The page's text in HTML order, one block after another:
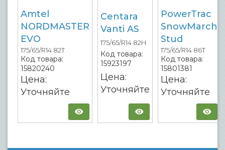
Amtel
NORDMASTER
EVO
175/65/R14 82T
Код товара:
15820240
Цена:
Уточняйте
Centara
Vanti AS
175/65/R14 82H
Код товара:
15923197
Цена:
Уточняйте
PowerTrac
SnowMarch
Stud
175/65/R14 86T
Код товара:
15801381
Цена:
Уточняйте